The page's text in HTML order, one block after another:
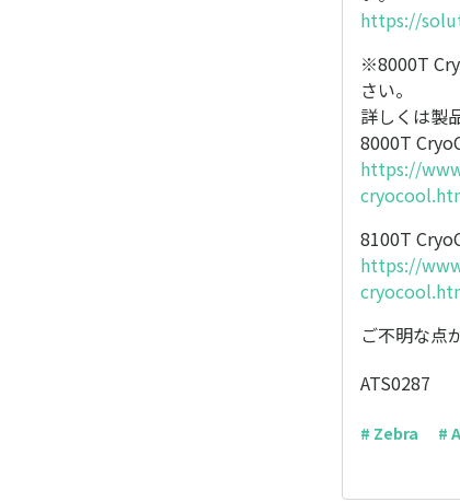
https://
※8000T
さい。
詳しくは製
8000T
https://
8100T
https://
ご不明な点
ATS0287
# Zebra #